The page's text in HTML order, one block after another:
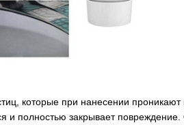
которые при нанесении
и полностью закрывает